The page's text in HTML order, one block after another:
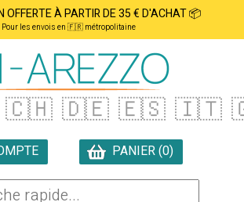
OFFERTE À PARTIR DE 35 € D'ACHAT 📦
Pour les envois en 🇫🇷 métropolitaine
🇨🇭 🇩🇪 🇪🇸 🇮🇹
PANIER (0)